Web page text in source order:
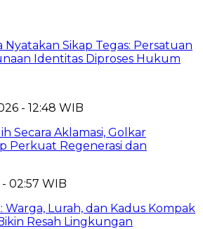
Nyatakan Sikap Tegas: Persatuan
Identitas Diproses Hukum
- 12:48 WIB
Secara Aklamasi, Golkar
Perkuat Regenerasi dan
02:57 WIB
Lurah, dan Kadus Kompak
Resah Lingkungan